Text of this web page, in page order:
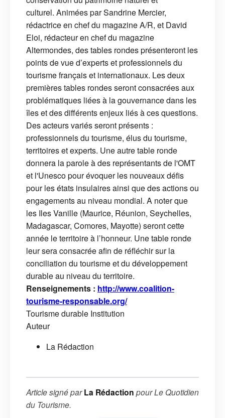
culturel. Animées par Sandrine Mercier,
rédactrice en chef du magazine A/R, et David
Eloi, rédacteur en chef du magazine
Altermondes, des tables rondes présenteront les
points de vue d’experts et professionnels du
tourisme français et internationaux. Les deux
premières tables rondes seront consacrées aux
problématiques liées à la gouvernance dans les
îles et des différents enjeux liés à ces questions.
Des acteurs variés seront présents :
professionnels du tourisme, élus du tourisme,
territoires et experts. Une autre table ronde
donnera la parole à des représentants de l'OMT
et l'Unesco pour évoquer les nouveaux défis
pour les états insulaires ainsi que des actions ou
engagements au niveau mondial. A noter que
les Iles Vanille (Maurice, Réunion, Seychelles,
Madagascar, Comores, Mayotte) seront cette
année le territoire à l’honneur. Une table ronde
leur sera consacrée afin de réfléchir sur la
conciliation du tourisme et du développement
durable au niveau du territoire.
Renseignements : http://www.coalition-
tourisme-responsable.org/
Tourisme durable Institution
Auteur
La Rédaction
Article signé parLa Rédaction pourLe Quotidien
du Tourisme.